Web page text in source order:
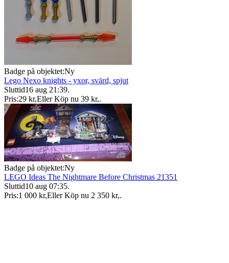
Badge på objektet:Ny
Lego Nexo knights - yxor, svärd, spjut
Sluttid16 aug 21:39.
Pris:29 kr,Eller Köp nu 39 kr,.
Badge på objektet:Ny
LEGO Ideas The Nightmare Before Christmas 21351
Sluttid10 aug 07:35.
Pris:1 000 kr,Eller Köp nu 2 350 kr,.